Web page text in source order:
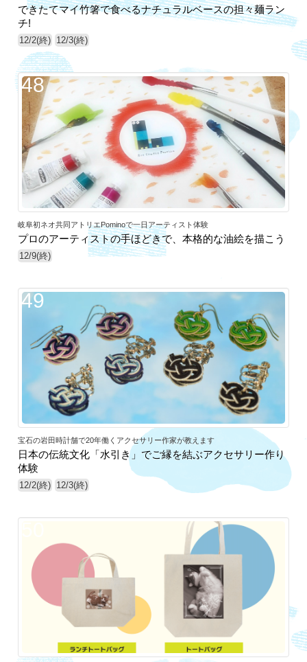
できたてマイ竹箸で食べるナチュラルベースの担々麺ラン
チ!
12/2(終) 12/3(終)
48
岐阜初ネオ共同アトリエPominoで一日アーティスト体験
プロのアーティストの手ほどきで、本格的な油絵を描こう
12/9(終)
49
宝石の岩田時計舗で20年働くアクセサリー作家が教えます
日本の伝統文化「水引き」でご縁を結ぶアクセサリー作り
体験
12/2(終) 12/3(終)